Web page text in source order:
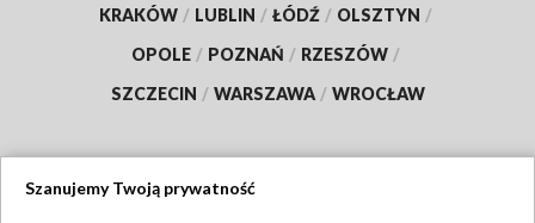
KRAKÓW / LUBLIN / ŁÓDŹ / OLSZTYN /
OPOLE / POZNAŃ / RZESZÓW /
SZCZECIN / WARSZAWA / WROCŁAW
Szanujemy Twoją prywatność